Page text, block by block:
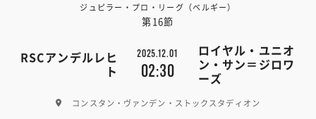
ジュピラー・プロ・リーグ（ベルギー）
第16節
RSCアンデルレヒ
ト
2025.12.01
02:30
ロイヤル・ユニオ
ン・サン＝ジロワ
ーズ
コンスタン・ヴァンデン・ストックスタディオン